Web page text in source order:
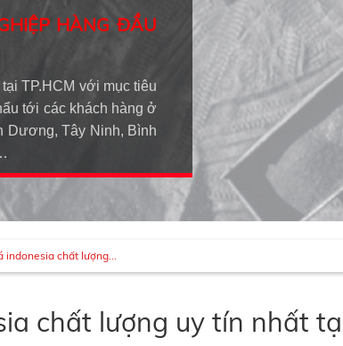
HÀNG ĐẦU
TP.HCM với mục tiêu
tới các khách hàng ở
Dương, Tây Ninh, Bình
indonesia chất lượng...
chất lượng uy tín nhất